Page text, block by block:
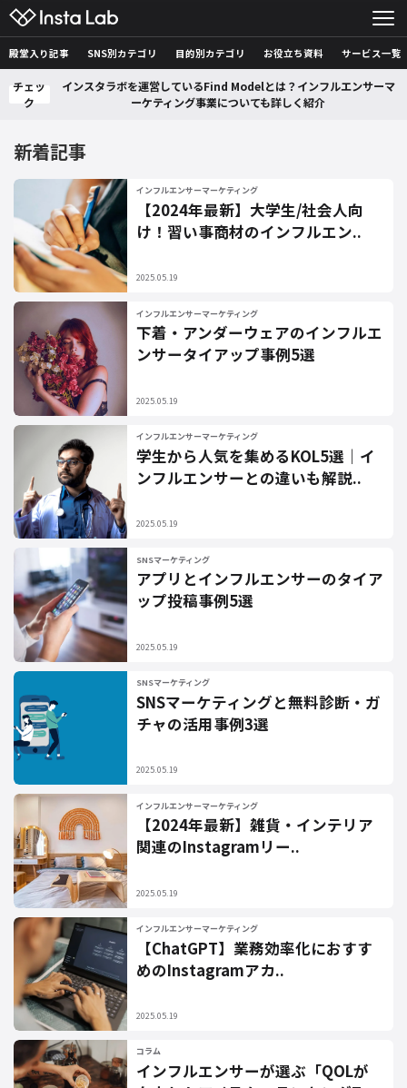
殿堂入り記事 SNS別カテゴリ 目的別カテゴリ お役立ち資料 サービス一覧
チェッ
ク
インスタラボを運営しているFind Modelとは？インフルエンサーマ
ーケティング事業についても詳しく紹介
新着記事
インフルエンサーマーケティング
【2024年最新】大学生/社会人向
け！習い事商材のインフルエン..
2025.05.19
インフルエンサーマーケティング
下着・アンダーウェアのインフルエ
ンサータイアップ事例5選
2025.05.19
インフルエンサーマーケティング
学生から人気を集めるKOL5選｜イ
ンフルエンサーとの違いも解説..
2025.05.19
SNSマーケティング
アプリとインフルエンサーのタイア
ップ投稿事例5選
2025.05.19
SNSマーケティング
SNSマーケティングと無料診断・ガ
チャの活用事例3選
2025.05.19
インフルエンサーマーケティング
【2024年最新】雑貨・インテリア
関連のInstagramリー..
2025.05.19
インフルエンサーマーケティング
【ChatGPT】業務効率化におすす
めのInstagramアカ..
2025.05.19
コラム
インフルエンサーが選ぶ「QOLが